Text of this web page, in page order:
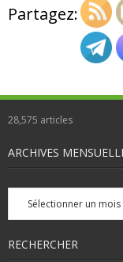
Partagez:
28,575 articles
ARCHIVES
Archives
mensuelles
RECHERCHER